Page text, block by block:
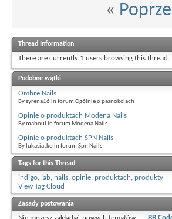
«
Thread Information
There are currently 1 users browsing this thread.
Podobne wątki
Ombre Nails
By syrena16 in forum Ogólnie o paznokciach
Opinie o produktach Modena Nails
By maboul in forum Modena Nails
Opinie o produktach SPN Nails
By lukasiatko in forum Spn Nails
Tags for this Thread
indigo, lab, nails, opinie, produktach, produkty
View Tag Cloud
Zasady postowania